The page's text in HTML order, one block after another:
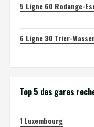
5 Ligne 60 Rodange-
6 Ligne 30 Trier-
Top 5 des gares
1 Luxembourg